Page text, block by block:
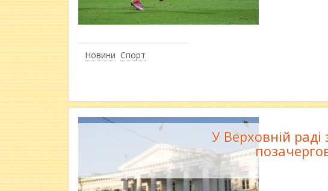
Новини Спорт
У Верховній